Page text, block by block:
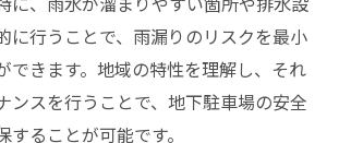
に行うことで、雨漏りのリスクを最小
できます。地域の特性を理解し、それ
ンスを行うことで、地下駐車場の安全
ることが可能です。